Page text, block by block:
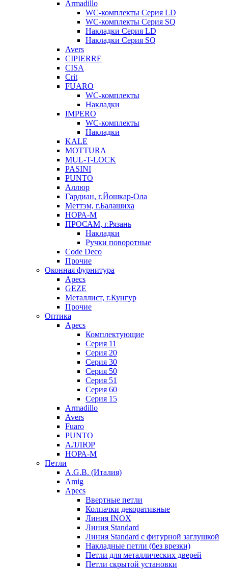
Armadillo
WC-комплекты Серия LD
WC-комплекты Серия SQ
Накладки Серия LD
Накладки Серия SQ
Avers
CIPIERRE
CISA
Crit
FUARO
WC-комплекты
Накладки
IMPERO
WC-комплекты
Накладки
KALE
MOTTURA
MUL-T-LOCK
PASINI
PUNTO
Аллюр
Гардиан, г.Йошкар-Ола
Меттэм, г.Балашиха
НОРА-М
ПРОСАМ, г.Рязань
Накладки
Ручки поворотные
Code Deco
Прочие
Оконная фурнитура
Apecs
GEZE
Металлист, г.Кунгур
Прочие
Оптика
Apecs
Комплектующие
Серия 11
Серия 20
Серия 30
Серия 50
Серия 51
Серия 60
Серия 15
Armadillo
Avers
Fuaro
PUNTO
АЛЛЮР
НОРА-М
Петли
A.G.B. (Италия)
Amig
Apecs
Ввертные петли
Колпачки декоративные
Линия INOX
Линия Standard
Линия Standard с фигурной заглушкой
Накладные петли (без врезки)
Петли для металлических дверей
Петли скрытой установки